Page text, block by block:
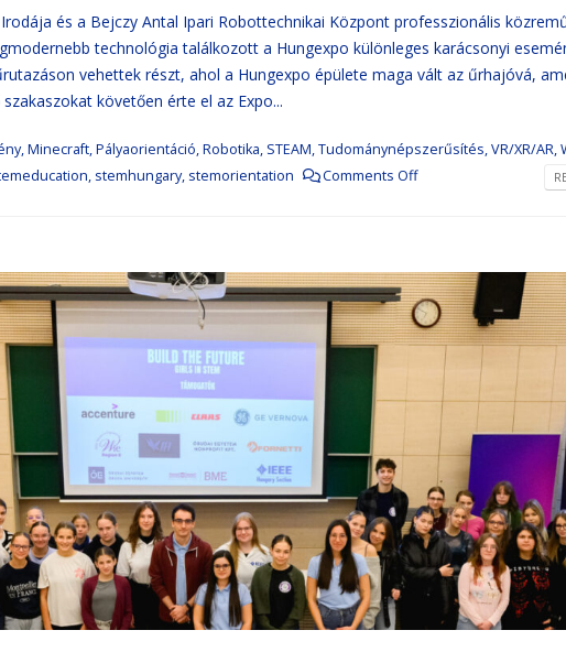
és a Bejczy Antal Ipari Robottechnikai Központ professzionális
technológia találkozott a Hungexpo különleges karácsonyi
vehettek részt, ahol a Hungexpo épülete maga vált az űrhajóvá,
követően érte el az Expo...
,Minecraft,Pályaorientáció,Robotika, STEAM,Tudománynépszerűsítés,VR/XR/AR,
, stemhungary, stemorientation Comments Off